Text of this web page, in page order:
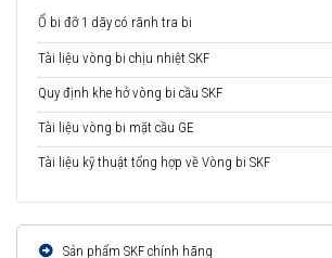
Ổ bi đỡ 1 dãy có rãnh tra bi
Tài liệu vòng bi chịu nhiệt SKF
Quy định khe hở vòng bi cầu SKF
Tài liệu vòng bi mặt cầu GE
Tài liệu kỹ thuật tổng hợp về Vòng bi SKF
Sản phẩm SKF chính hãng